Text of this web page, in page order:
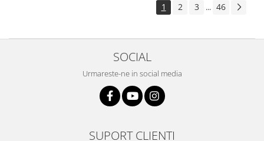
1 2 3 ... 46
SOCIAL
Urmareste-ne in social media
SUPORT CLIENTI